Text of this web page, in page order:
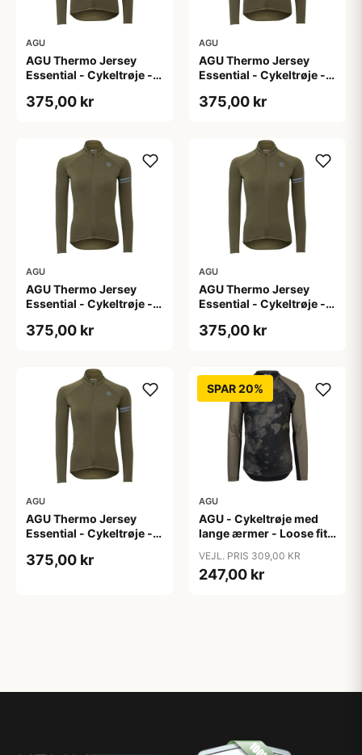
AGU
AGU Thermo Jersey
Essential - Cykeltrøje -
L
375,00 kr
AGU
AGU Thermo Jersey
Essential - Cykeltrøje -
M
375,00 kr
AGU
AGU Thermo Jersey
Essential - Cykeltrøje -
S
375,00 kr
AGU
AGU Thermo Jersey
Essential - Cykeltrøje -
XL
375,00 kr
AGU
AGU Thermo Jersey
Essential - Cykeltrøje -
XXL
375,00 kr
SPAR 20%
AGU
AGU - Cykeltrøje med
lange ærmer - Loose fit -
VEJL. PRIS 309,00 KR
247,00 kr